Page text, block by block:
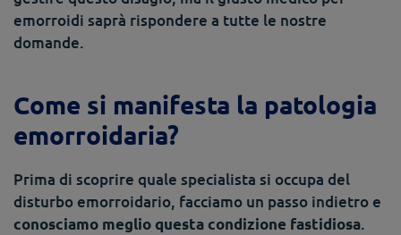
emorroidi saprà rispondere a tutte le nostre
domande.
Come si manifesta la patologia
emorroidaria?
Prima di scoprire quale specialista si occupa del
disturbo emorroidario, facciamo un passo indietro e
conosciamo meglio questa condizione fastidiosa.